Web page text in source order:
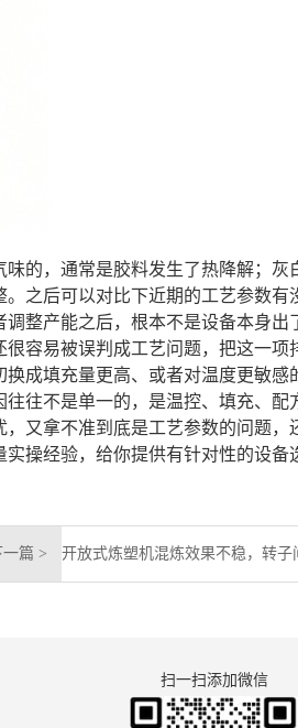
的，通常是胶料发生了热降解；灰
之后可以对比下近期的工艺参数有
整产能之后，根本不是设备本身出
容易被误判成工艺问题，把这一项
成填充量更高、或者对温度更敏感
往不是单一的，是温控、填充、配
又拿不准到底是工艺参数的问题，
操经验，给你提供有针对性的设备
一篇 >
扫一扫添加微信